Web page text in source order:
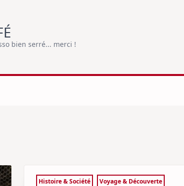
bien serré... merci !
Histoire & Société Voyage & Découverte